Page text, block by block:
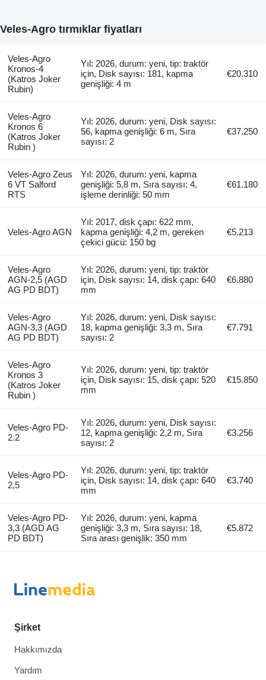
Veles-Agro tırmıklar fiyatları
Veles-Agro
Kronos-4
(Katros Joker
Rubin)
Yıl: 2026, durum: yeni, tip: traktör
için, Disk sayısı: 181, kapma
genişliği: 4 m
€20.310
Veles-Agro
Kronos 6
(Katros Joker
Rubin )
Yıl: 2026, durum: yeni, Disk sayısı:
56, kapma genişliği: 6 m, Sıra
sayısı: 2
€37.250
Veles-Agro Zeus
6 VT Salford
RTS
Yıl: 2026, durum: yeni, kapma
genişliği: 5,8 m, Sıra sayısı: 4,
işleme derinliği: 50 mm
€61.180
Veles-Agro AGN
Yıl: 2017, disk çapı: 622 mm,
kapma genişliği: 4,2 m, gereken
çekici gücü: 150 bg
€5.213
Veles-Agro
AGN-2,5 (AGD
AG PD BDT)
Yıl: 2026, durum: yeni, tip: traktör
için, Disk sayısı: 14, disk çapı: 640
mm
€6.880
Veles-Agro
AGN-3,3 (AGD
AG PD BDT)
Yıl: 2026, durum: yeni, Disk sayısı:
18, kapma genişliği: 3,3 m, Sıra
sayısı: 2
€7.791
Veles-Agro
Kronos 3
(Katros Joker
Rubin )
Yıl: 2026, durum: yeni, tip: traktör
için, Disk sayısı: 15, disk çapı: 520
mm
€15.850
Veles-Agro PD-
2.2
Yıl: 2026, durum: yeni, Disk sayısı:
12, kapma genişliği: 2,2 m, Sıra
sayısı: 2
€3.256
Veles-Agro PD-
2,5
Yıl: 2026, durum: yeni, tip: traktör
için, Disk sayısı: 14, disk çapı: 640
mm
€3.740
Veles-Agro PD-
3,3 (AGD AG
PD BDT)
Yıl: 2026, durum: yeni, kapma
genişliği: 3,3 m, Sıra sayısı: 18,
Sıra arası genişlik: 350 mm
€5.872
Şirket
Hakkımızda
Yardım